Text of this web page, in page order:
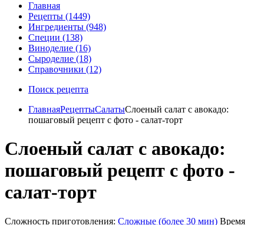
Главная
Рецепты (1449)
Ингредиенты (948)
Специи (138)
Виноделие (16)
Сыроделие (18)
Справочники (12)
Поиск рецепта
ГлавнаяРецептыСалатыСлоеный салат с авокадо:
пошаговый рецепт с фото - салат-торт
Слоеный салат с авокадо:
пошаговый рецепт с фото -
салат-торт
Сложность приготовления: Сложные (более 30 мин) Время